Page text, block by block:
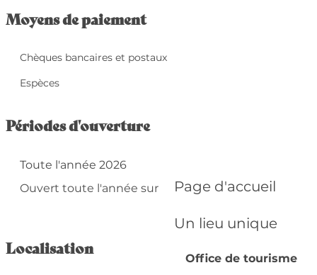
Page d'accueil
Un lieu unique
Office de tourisme
Moyens de paiement
Chèques bancaires et postaux
Espèces
Périodes d'ouverture
Toute l'année 2026
Ouvert toute l'année sur réservation
Localisation